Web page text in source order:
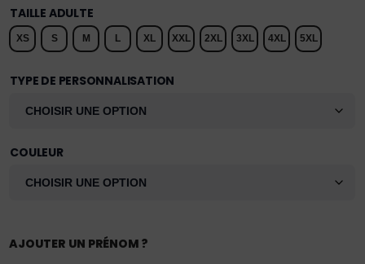
TAILLE ADULTE
XS S M L XL XXL 2XL 3XL 4XL 5XL
TYPE DE PERSONNALISATION
COULEUR
AJOUTER UN PRÉNOM ?